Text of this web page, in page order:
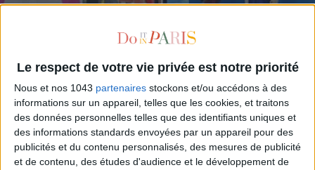
Le respect de votre vie privée est notre priorité
Nous et nos 1043 partenaires stockons et/ou accédons à des
informations sur un appareil, telles que les cookies, et traitons
des données personnelles telles que des identifiants uniques et
des informations standards envoyées par un appareil pour des
publicités et du contenu personnalisés, des mesures de publicité
et de contenu, des études d'audience et le développement de
MODES: THE ITALIAN CONCEPT STORE THAT WILL DETHRONE COLETTE